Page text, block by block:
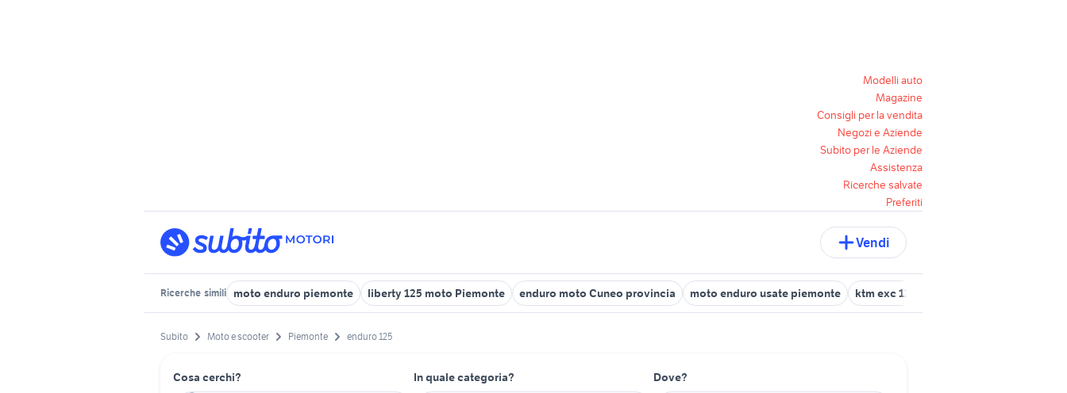
Modelli auto
Magazine
Consigli per la vendita
Negozi e Aziende
Subito per le Aziende
Assistenza
Ricerche salvate
Preferiti
Vendi
Ricerche simili moto enduro piemonte liberty 125 moto Piemonte enduro moto Cuneo provincia moto enduro usate piemonte ktm exc 125 in piemonte
Subito Moto e scooter Piemonte enduro 125
Cosa cerchi? In quale categoria? Dove?